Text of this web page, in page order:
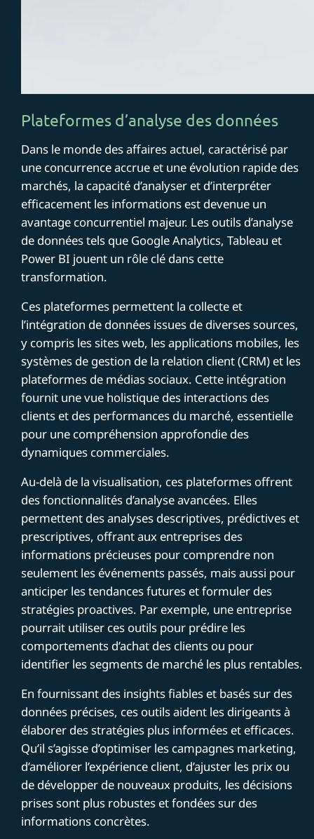
Plateformes d’analyse des données
Dans le monde des affaires actuel, caractérisé par
une concurrence accrue et une évolution rapide des
marchés, la capacité d’analyser et d’interpréter
efficacement les informations est devenue un
avantage concurrentiel majeur. Les outils d’analyse
de données tels que Google Analytics, Tableau et
Power BI jouent un rôle clé dans cette
transformation.
Ces plateformes permettent la collecte et
l’intégration de données issues de diverses sources,
y compris les sites web, les applications mobiles, les
systèmes de gestion de la relation client (CRM) et les
plateformes de médias sociaux. Cette intégration
fournit une vue holistique des interactions des
clients et des performances du marché, essentielle
pour une compréhension approfondie des
dynamiques commerciales.
Au-delà de la visualisation, ces plateformes offrent
des fonctionnalités d’analyse avancées. Elles
permettent des analyses descriptives, prédictives et
prescriptives, offrant aux entreprises des
informations précieuses pour comprendre non
seulement les événements passés, mais aussi pour
anticiper les tendances futures et formuler des
stratégies proactives. Par exemple, une entreprise
pourrait utiliser ces outils pour prédire les
comportements d’achat des clients ou pour
identifier les segments de marché les plus rentables.
En fournissant des insights fiables et basés sur des
données précises, ces outils aident les dirigeants à
élaborer des stratégies plus informées et efficaces.
Qu’il s’agisse d’optimiser les campagnes marketing,
d’améliorer l’expérience client, d’ajuster les prix ou
de développer de nouveaux produits, les décisions
prises sont plus robustes et fondées sur des
informations concrètes.